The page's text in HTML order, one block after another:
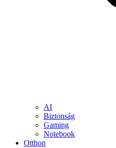
AI
Biztonság
Gaming
Notebook
Otthon